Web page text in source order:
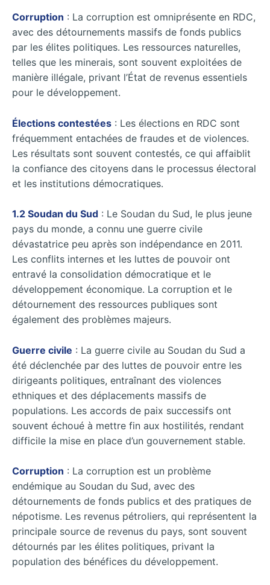
Corruption : La corruption est omniprésente en RDC,
avec des détournements massifs de fonds publics
par les élites politiques. Les ressources naturelles,
telles que les minerais, sont souvent exploitées de
manière illégale, privant l’État de revenus essentiels
pour le développement.
Élections contestées : Les élections en RDC sont
fréquemment entachées de fraudes et de violences.
Les résultats sont souvent contestés, ce qui affaiblit
la confiance des citoyens dans le processus électoral
et les institutions démocratiques.
1.2 Soudan du Sud : Le Soudan du Sud, le plus jeune
pays du monde, a connu une guerre civile
dévastatrice peu après son indépendance en 2011.
Les conflits internes et les luttes de pouvoir ont
entravé la consolidation démocratique et le
développement économique. La corruption et le
détournement des ressources publiques sont
également des problèmes majeurs.
Guerre civile : La guerre civile au Soudan du Sud a
été déclenchée par des luttes de pouvoir entre les
dirigeants politiques, entraînant des violences
ethniques et des déplacements massifs de
populations. Les accords de paix successifs ont
souvent échoué à mettre fin aux hostilités, rendant
difficile la mise en place d’un gouvernement stable.
Corruption : La corruption est un problème
endémique au Soudan du Sud, avec des
détournements de fonds publics et des pratiques de
népotisme. Les revenus pétroliers, qui représentent la
principale source de revenus du pays, sont souvent
détournés par les élites politiques, privant la
population des bénéfices du développement.